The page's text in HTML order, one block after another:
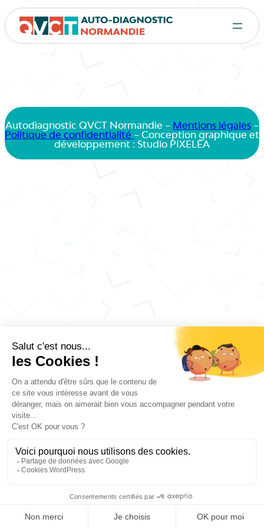
Autodiagnostic QVCT Normandie – Mentions légales –
Politique de confidentialité – Conception graphique et
développement : Studio PIXELEA